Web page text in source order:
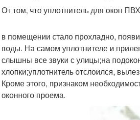
От том, что уплотнитель для окон
в помещении стало прохладно,
воды. На самом уплотнителе и
слышны все звуки с улицы;на
хлопки;уплотнитель отслоился,
Кроме этого, признаком
оконного проема.